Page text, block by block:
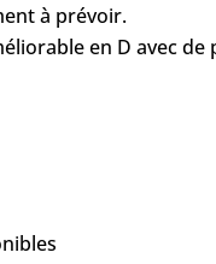
à prévoir.
en D avec